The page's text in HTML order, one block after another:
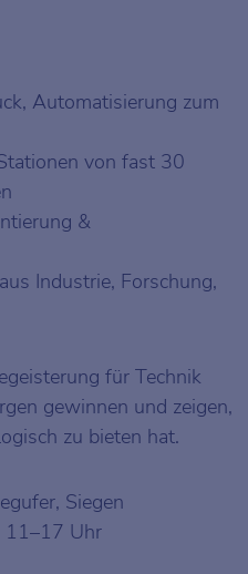
Automatisierung zum
von fast 30
&
Industrie, Forschung,
für Technik
gewinnen und zeigen,
zu bieten hat.
Siegen
11–17 Uhr